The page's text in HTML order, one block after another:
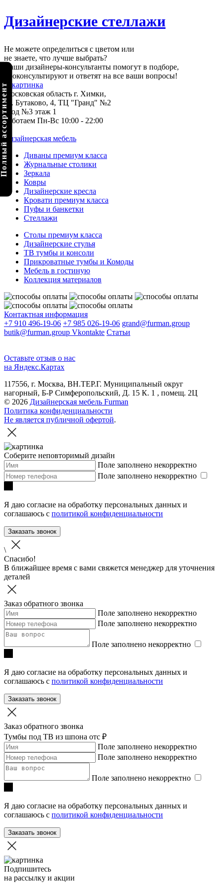
Дизайнерские стеллажи
Не можете определиться с цветом или
не знаете, что лучше выбрать?
Наши дизайнеры-консультанты помогут в подборе,
проконсультируют и ответят на все ваши вопросы!
Московская область г. Химки,
ул. Бутаково, 4, ТЦ "Гранд" №2
вход №3 этаж 1
Работаем Пн-Вс 10:00 - 22:00
Дизайнерская мебель
Диваны премиум класса
Журнальные столики
Зеркала
Ковры
Дизайнерские кресла
Кровати премиум класса
Пуфы и банкетки
Стеллажи
Столы премиум класса
Дизайнерские стулья
ТВ тумбы и консоли
Прикроватные тумбы и Комоды
Мебель в гостиную
Коллекция материалов
Контактная информация
+7 910 496-19-06 +7 985 026-19-06 grand@furman.group
butik@furman.group Vkontakte Статьи
Оставьте отзыв о нас
на Яндекс.Картах
117556, г. Москва, ВН.ТЕР.Г. Муниципальный округ
нагорный, Б-Р Симферопольский, Д. 15 К. 1 , помещ. 2Ц
© 2026 Дизайнерская мебель Furman
Политика конфиденциальности
Не является публичной офертой.
Соберите неповторимый дизайн
Поле заполнено некорректно
Поле заполнено некорректно
Я даю согласие на обработку персональных данных и
соглашаюсь с политикой конфиденциальности
Заказать звонок
\
Спасибо!
В ближайшее время с вами свяжется менеджер для уточнения
деталей
Заказ обратного звонка
Поле заполнено некорректно
Поле заполнено некорректно
Поле заполнено некорректно
Я даю согласие на обработку персональных данных и
соглашаюсь с политикой конфиденциальности
Заказать звонок
Заказ обратного звонка
Тумбы под ТВ из шпона отc ₽
Поле заполнено некорректно
Поле заполнено некорректно
Поле заполнено некорректно
Я даю согласие на обработку персональных данных и
соглашаюсь с политикой конфиденциальности
Заказать звонок
Подпишитесь
на рассылку и акции